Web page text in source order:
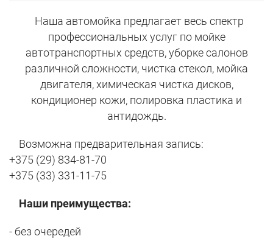
Наша автомойка предлагает весь спектр
профессиональных услуг по мойке
автотранспортных средств, уборке салонов
различной сложности, чистка стекол, мойка
двигателя, химическая чистка дисков,
кондиционер кожи, полировка пластика и
антидождь.
Возможна предварительная запись:
+375 (29) 834-81-70
+375 (33) 331-11-75
Наши преимущества:
- без очередей